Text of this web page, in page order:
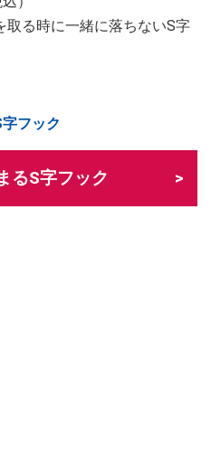
取る時に一緒に落ちないS字
フック
るS字フック